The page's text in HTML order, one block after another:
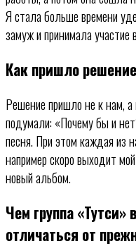
Я стала больше времени
замуж и принимала участие
Как пришло
Решение пришло не к нам,
подумали: «Почему бы и
песня. При этом каждая из
например скоро выходит
новый альбом.
Чем группа «Тутси»
отличаться от